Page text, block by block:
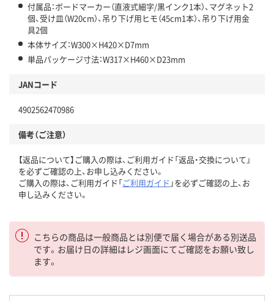
付属品：ボードマーカー（直液式細字/黒インク1本）、マグネット2
個、受け皿（W20cm）、吊り下げ用ヒモ（45cm1本）、吊り下げ用金
具2個
本体サイズ：W300×H420×D7mm
単品パッケージ寸法：W317×H460×D23mm
JANコード
4902562470986
備考（ご注意）
【返品について】ご購入の際は、ご利用ガイド「返品・交換について」
を必ずご確認の上、お申し込みください。
ご購入の際は、ご利用ガイド「ご利用ガイド 」を必ずご確認の上、お
申し込みください。
こちらの商品は一般商品とは別便で届く場合がある別送品
です。お届け日の詳細はレジ画面にてご確認をお願い致し
ます。